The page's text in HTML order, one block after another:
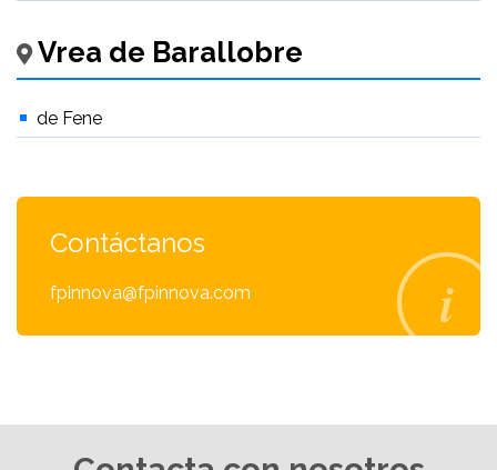
Vrea de Barallobre
de Fene
Contáctanos
fpinnova@fpinnova.com